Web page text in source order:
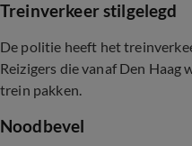
Treinverkeer stilgelegd
De politie heeft het
Reizigers die vanaf Den Haag
trein pakken.
Noodbevel